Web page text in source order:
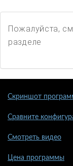
Пожалуйста,
разделе
Скриншот
Сравните
Смотреть видео
Цена программы